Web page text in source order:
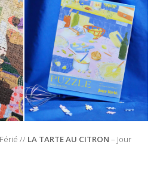
// LA TARTE AU CITRON – Jour